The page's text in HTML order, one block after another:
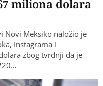
miliona dolara
Novi Meksiko naložio je
Instagrama i
zbog tvrdnji da je